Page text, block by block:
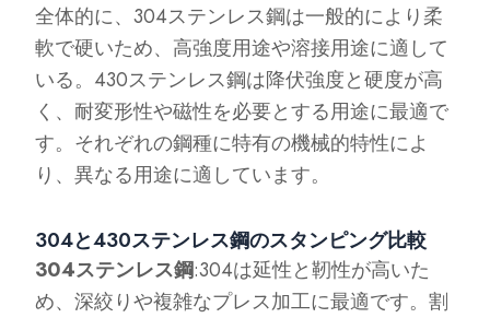
全体的に、304ステンレス鋼は一般的により柔
軟で硬いため、高強度用途や溶接用途に適して
いる。430ステンレス鋼は降伏強度と硬度が高
く、耐変形性や磁性を必要とする用途に最適で
す。それぞれの鋼種に特有の機械的特性によ
り、異なる用途に適しています。
304と430ステンレス鋼のスタンピング比較
304ステンレス鋼:304は延性と靭性が高いた
め、深絞りや複雑なプレス加工に最適です。割